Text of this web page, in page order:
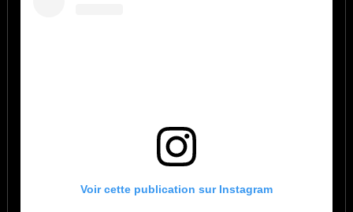
Voir cette publication sur Instagram